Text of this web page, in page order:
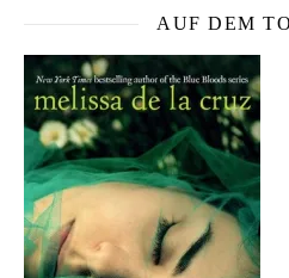
AUF DEM